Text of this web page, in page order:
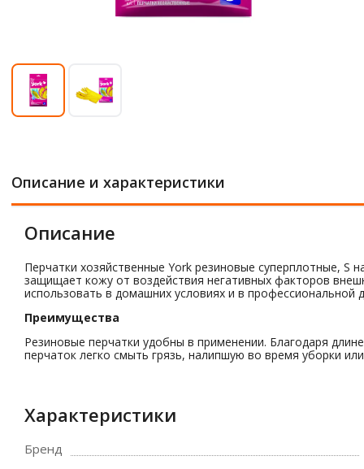
Описание и характеристики
Описание
Перчатки хозяйственные York резиновые суперплотные,
защищает кожу от воздействия негативных факторов
использовать в домашних условиях и в профессиональной
Преимущества
Резиновые перчатки удобны в применении. Благодаря
перчаток легко смыть грязь, налипшую во время уборки
Характеристики
Бренд